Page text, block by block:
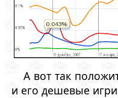
А вот так
и его дешевые